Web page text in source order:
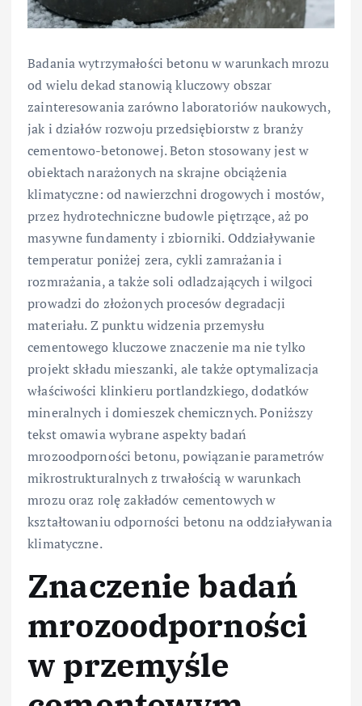
Badania wytrzymałości betonu w warunkach mrozu
od wielu dekad stanowią kluczowy obszar
zainteresowania zarówno laboratoriów naukowych,
jak i działów rozwoju przedsiębiorstw z branży
cementowo-betonowej. Beton stosowany jest w
obiektach narażonych na skrajne obciążenia
klimatyczne: od nawierzchni drogowych i mostów,
przez hydrotechniczne budowle piętrzące, aż po
masywne fundamenty i zbiorniki. Oddziaływanie
temperatur poniżej zera, cykli zamrażania i
rozmrażania, a także soli odladzających i wilgoci
prowadzi do złożonych procesów degradacji
materiału. Z punktu widzenia przemysłu
cementowego kluczowe znaczenie ma nie tylko
projekt składu mieszanki, ale także optymalizacja
właściwości klinkieru portlandzkiego, dodatków
mineralnych i domieszek chemicznych. Poniższy
tekst omawia wybrane aspekty badań
mrozoodporności betonu, powiązanie parametrów
mikrostrukturalnych z trwałością w warunkach
mrozu oraz rolę zakładów cementowych w
kształtowaniu odporności betonu na oddziaływania
klimatyczne.
Znaczenie badań
mrozoodporności
w przemyśle